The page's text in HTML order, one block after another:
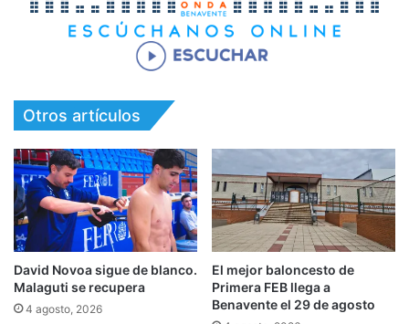
Otros artículos
David Novoa sigue de blanco.
Malaguti se recupera
4 agosto, 2026
El mejor baloncesto de
Primera FEB llega a
Benavente el 29 de agosto